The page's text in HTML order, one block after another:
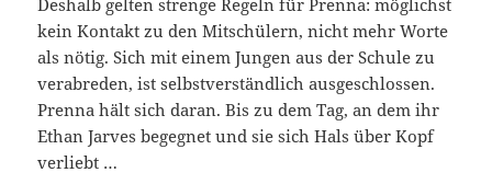
Deshalb gelten strenge Regeln für Prenna: möglichst
kein Kontakt zu den Mitschülern, nicht mehr Worte
als nötig. Sich mit einem Jungen aus der Schule zu
verabreden, ist selbstverständlich ausgeschlossen.
Prenna hält sich daran. Bis zu dem Tag, an dem ihr
Ethan Jarves begegnet und sie sich Hals über Kopf
verliebt …